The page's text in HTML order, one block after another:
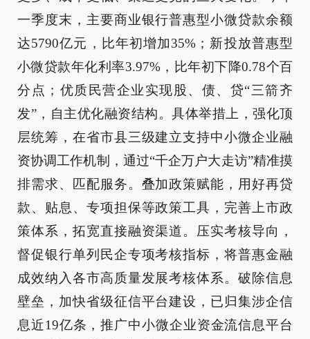
一季度末，主要商业银行普惠型小微贷款余额
达5790亿元，比年初增加35%；新投放普惠型
小微贷款年化利率3.97%，比年初下降0.78个百
分点；优质民营企业实现股、债、贷“三箭齐
发”，自主优化融资结构。具体举措上，强化顶
层统筹，在省市县三级建立支持中小微企业融
资协调工作机制，通过“千企万户大走访”精准摸
排需求、匹配服务。叠加政策赋能，用好再贷
款、贴息、专项担保等政策工具，完善上市政
策体系，拓宽直接融资渠道。压实考核导向，
督促银行单列民企专项考核指标，将普惠金融
成效纳入各市高质量发展考核体系。破除信息
壁垒，加快省级征信平台建设，已归集涉企信
息近19亿条，推广中小微企业资金流信息平台